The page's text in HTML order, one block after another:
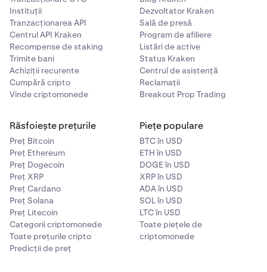
Instituții
Tranzacționarea API
Centrul API Kraken
Recompense de staking
Trimite bani
Achiziții recurente
Cumpără cripto
Vinde criptomonede
Dezvoltator Kraken
Sală de presă
Program de afiliere
Listări de active
Status Kraken
Centrul de asistență
Reclamații
Breakout Prop Trading
Răsfoiește prețurile
Preț Bitcoin
Preț Ethereum
Preț Dogecoin
Preț XRP
Preț Cardano
Preț Solana
Preț Litecoin
Categorii criptomonede
Toate prețurile cripto
Predicții de preț
Piețe populare
BTC în USD
ETH în USD
DOGE în USD
XRP în USD
ADA în USD
SOL în USD
LTC în USD
Toate piețele de
criptomonede